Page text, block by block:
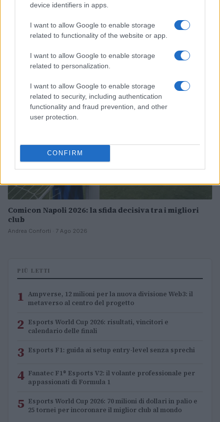
device identifiers in apps.
I want to allow Google to enable storage
related to functionality of the website or app.
I want to allow Google to enable storage
related to personalization.
I want to allow Google to enable storage
related to security, including authentication
functionality and fraud prevention, and other
user protection.
CONFIRM
Counter-Strike: tutto quello che devi sapere sulla
finale tra Grêmio Esports e QUINTESSÊNCIA
Comicon Napoli 2026: la sfida decisiva tra i migliori
club
Andrea Conforti · 7 Ago 2026
PIÙ LETTI
1 Ampverse, 12 milioni per la nuova divisione Web3: il
metaverso al centro del progetto
2 Esports World Cup 2026: risultati, vincitori e
calendario delle finali
3 Esports F1: guida ai setup entry-level senza sprechi
4 Fanatec F1® Esports V2: il volante professionale per
appassionati di Formula 1
5 Esports World Cup 2026: 70 milioni di dollari in palio e
25 tornei per incoronare il miglior club al mondo